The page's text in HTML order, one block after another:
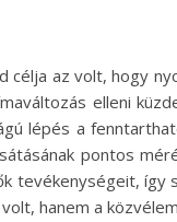
célja az volt, hogy
elleni
lépés a
pontos
tevékenységeit, így
hanem a